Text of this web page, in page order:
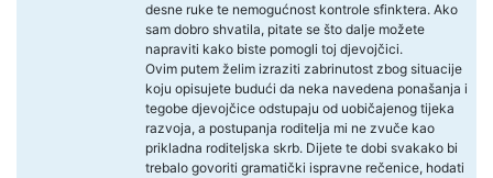
desne ruke te nemogućnost kontrole sfinktera. Ako
sam dobro shvatila, pitate se što dalje možete
napraviti kako biste pomogli toj djevojčici.
Ovim putem želim izraziti zabrinutost zbog situacije
koju opisujete budući da neka navedena ponašanja i
tegobe djevojčice odstupaju od uobičajenog tijeka
razvoja, a postupanja roditelja mi ne zvuče kao
prikladna roditeljska skrb. Dijete te dobi svakako bi
trebalo govoriti gramatički ispravne rečenice, hodati